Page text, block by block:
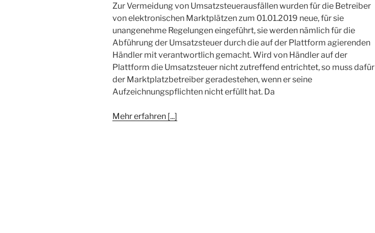
Zur Vermeidung von Umsatzsteuerausfällen wurden für die Betreiber
von elektronischen Marktplätzen zum 01.01.2019 neue, für sie
unangenehme Regelungen eingeführt, sie werden nämlich für die
Abführung der Umsatzsteuer durch die auf der Plattform agierenden
Händler mit verantwortlich gemacht. Wird von Händler auf der
Plattform die Umsatzsteuer nicht zutreffend entrichtet, so muss dafür
der Marktplatzbetreiber geradestehen, wenn er seine
Aufzeichnungspflichten nicht erfüllt hat. Da
Mehr erfahren [...]